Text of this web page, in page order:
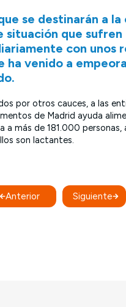
se destinarán a la
que sufren
con unos
venido a
por otros cauces, a las
de Madrid ayuda
más de 181.000 personas,
son lactantes.
Anterior Siguiente